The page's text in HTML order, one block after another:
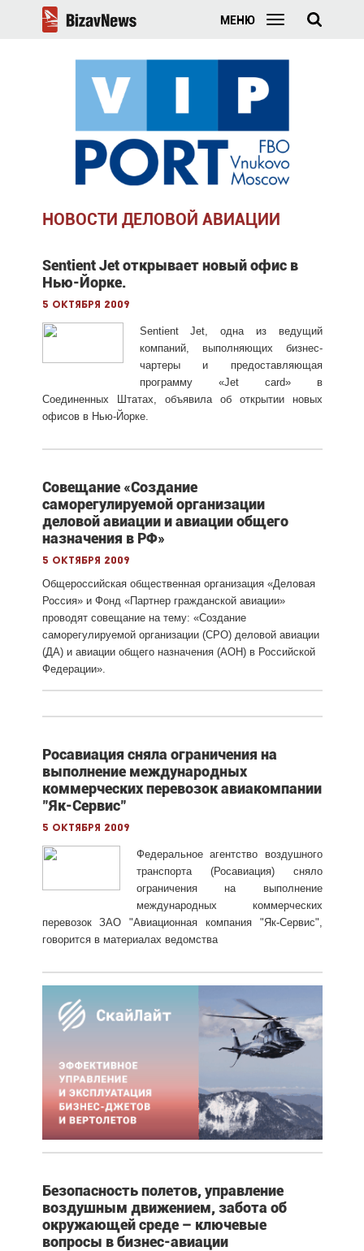
МЕНЮ
НОВОСТИ ДЕЛОВОЙ АВИАЦИИ
Sentient Jet открывает новый офис в
Нью-Йорке.
5 октября 2009
Sentient Jet, одна из ведущий
компаний, выполняющих бизнес-
чартеры и предоставляющая
программу «Jet card» в
Соединенных Штатах, объявила об открытии новых
офисов в Нью-Йорке.
Совещание «Создание
саморегулируемой организации
деловой авиации и авиации общего
назначения в РФ»
5 октября 2009
Общероссийская общественная организация «Деловая
Россия» и Фонд «Партнер гражданской авиации»
проводят совещание на тему: «Создание
саморегулируемой организации (СРО) деловой авиации
(ДА) и авиации общего назначения (АОН) в Российской
Федерации».
Росавиация сняла ограничения на
выполнение международных
коммерческих перевозок авиакомпании
"Як-Сервис"
5 октября 2009
Федеральное агентство воздушного
транспорта (Росавиация) сняло
ограничения на выполнение
международных коммерческих
перевозок ЗАО "Авиационная компания "Як-Сервис",
говорится в материалах ведомства
Безопасность полетов, управление
воздушным движением, забота об
окружающей среде – ключевые
вопросы в бизнес-авиации